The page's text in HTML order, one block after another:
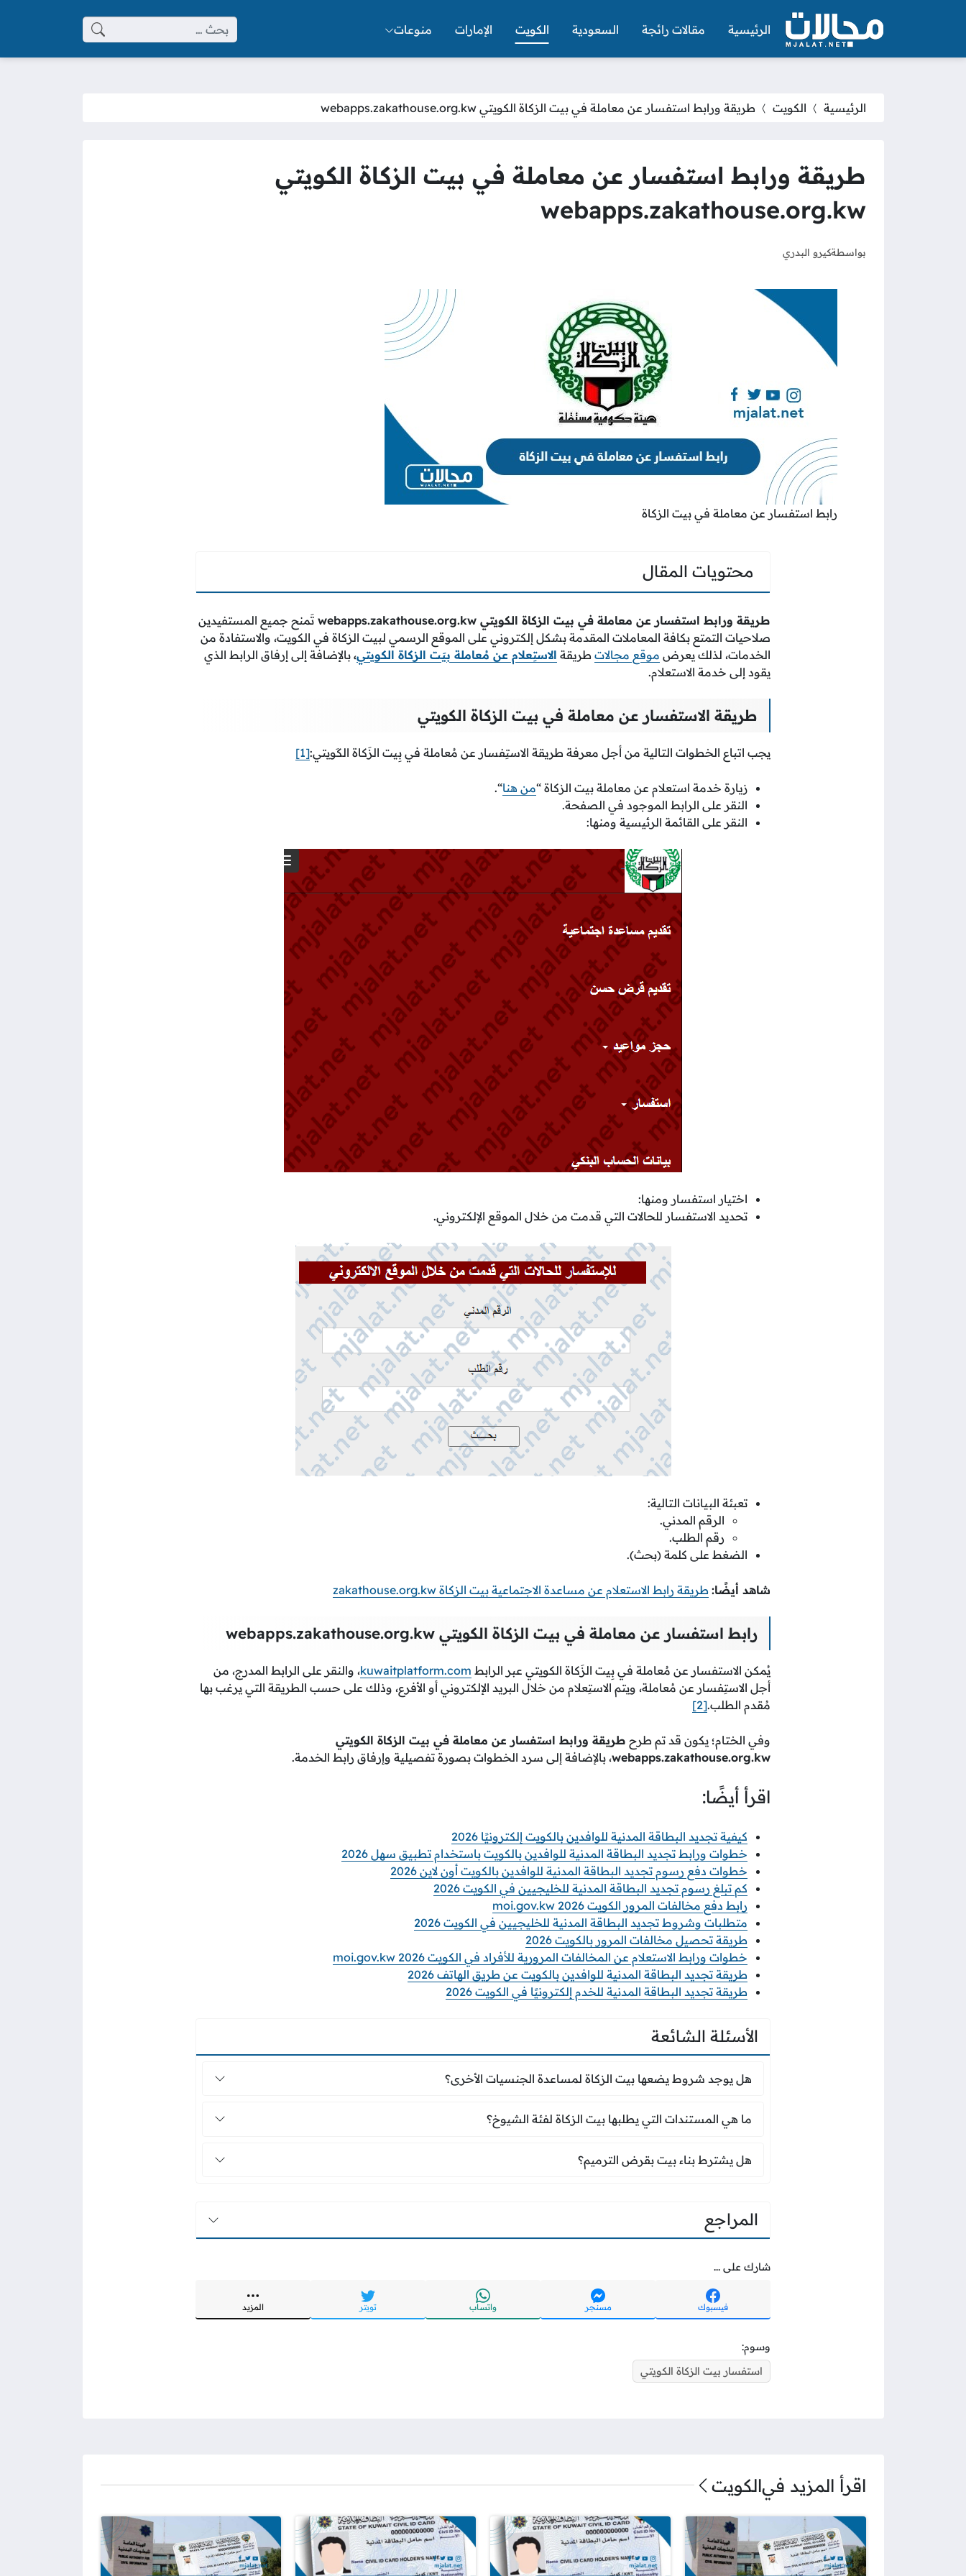
الرئيسية مقالات رائجة السعودية الكويت الإمارات منوعات البحث عن:
الرئيسية الكويت طريقة ورابط استفسار عن معاملة في بيت الزكاة الكويتي webapps.zakathouse.org.kw
طريقة ورابط استفسار عن معاملة في بيت الزكاة الكويتي
webapps.zakathouse.org.kw
بواسطةكيرو البدري
رابط استفسار عن معاملة في بيت الزكاة
محتويات المقال
طريقة ورابط استفسار عن معاملة في بيت الزكاة الكويتي webapps.zakathouse.org.kw تَمنح جميع المستفيدين
صلاحيات التمتع بكافة المعاملات المقدمة بشكل إلكتروني على الموقع الرسمي لبيت الزكاة في الكويت، والاستفادة من
الخدمات، لذلك يعرض موقع مجالات طريقة الاستِعلام عن مُعاملة بيَت الزكاة الكويتي، بالإضافة إلى إرفاق الرابط الذي
يقود إلى خدمة الاستعلام.
طريقة الاستفسار عن معاملة في بيت الزكاة الكويتي
يجب اتباع الخطوات التالية من أجل معرفة طريقة الاستِفسار عن مُعاملة في بِيت الزَكاة الكَويتي:[1]
زيارة خدمة استعلام عن معاملة بيت الزكاة “من هنا“.
النقر على الرابط الموجود في الصفحة.
النقر على القائمة الرئيسية ومنها:
اختيار استفسار ومنها:
تحديد الاستفسار للحالات التي قدمت من خلال الموقع الإلكتروني.
تعبئة البيانات التالية:
الرقم المدني.
رقم الطلب.
الضغط على كلمة (بحث).
شاهد أيضًا: طريقة رابط الاستعلام عن مساعدة الاجتماعية بيت الزكاة zakathouse.org.kw
رابط استفسار عن معاملة في بيت الزكاة الكويتي webapps.zakathouse.org.kw
يُمكن الاستفسار عن مُعاملة في بِيت الزَكاة الكويتي عبر الرابط kuwaitplatform.com، والنقر على الرابط المدرج، من
أجل الاستِفسار عن مُعاملة، ويتم الاستِعلام من خلال البريد الإلكتروني أو الأفرع، وذلك على حسب الطريقة التي يرغب بها
مُقدم الطلب.[2]
وفي الختام؛ يكون قد تم طرح طريقة ورابط استفسار عن معاملة في بيت الزكاة الكويتي
webapps.zakathouse.org.kw، بالإضافة إلى سرد الخطوات بصورة تفصيلية وإرفاق رابط الخدمة.
اقرأ أيضًا:
كيفية تجديد البطاقة المدنية للوافدين بالكويت إلكترونيًا 2026
خطوات ورابط تجديد البطاقة المدنية للوافدين بالكويت باستخدام تطبيق سهل 2026
خطوات دفع رسوم تجديد البطاقة المدنية للوافدين بالكويت أون لاين 2026
كم تبلغ رسوم تجديد البطاقة المدنية للخليجيين في الكويت 2026
رابط دفع مخالفات المرور الكويت 2026 moi.gov.kw
متطلبات وشروط تجديد البطاقة المدنية للخليجيين في الكويت 2026
طريقة تحصيل مخالفات المرور بالكويت 2026
خطوات ورابط الاستعلام عن المخالفات المرورية للأفراد في الكويت 2026 moi.gov.kw
طريقة تجديد البطاقة المدنية للوافدين بالكويت عن طريق الهاتف 2026
طريقة تجديد البطاقة المدنية للخدم إلكترونيًا في الكويت 2026
الأسئلة الشائعة
هل يوجد شروط يضعها بيت الزكاة لمساعدة الجنسيات الأخرى؟
هل يوجد شروط يضعها بيت الزكاة لمساعدة الجنسيات الأخرى؟
ما هي المستندات التي يطلبها بيت الزكاة لفئة الشيوخ؟
ما هي المستندات التي يطلبها بيت الزكاة لفئة الشيوخ؟
هل يشترط بناء بيت بقرض الترميم؟
هل يشترط بناء بيت بقرض الترميم؟
المراجع
شارك على ...
فيسبوك مسنجر واتساب تويتر المزيد
وسوم:
استفسار بيت الزكاة الكويتي
اقرأ المزيد فيالكويت